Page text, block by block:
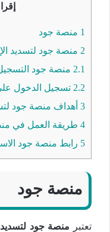
1 منصة جود
2 منصة جود لتسديد
2.1 منصة جود التسجيل
2.2 تسجيل الدخول
3 أهداف منصة جود
4 طريقة العمل في
5 رابط منصة جود
منصة جود
تعتبر منصة جود لتسديد